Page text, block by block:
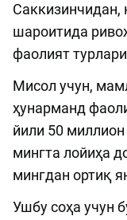
Саккизинчидан,
шароитида
фаолият
Мисол учун,
ҳунарманд
йили 50
мингта лойиҳа
мингдан ортиқ
Ушбу соҳа учун